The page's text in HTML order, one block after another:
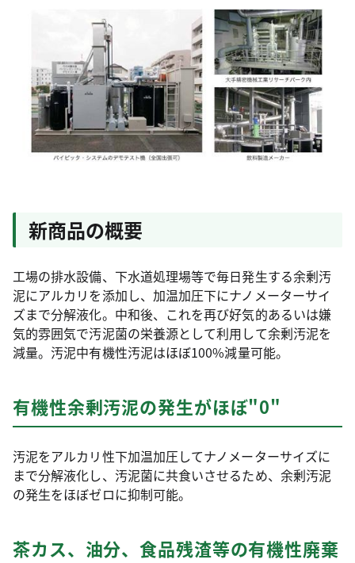
新商品の概要
工場の排水設備、下水道処理場等で毎日発生する余剰汚
泥にアルカリを添加し、加温加圧下にナノメーターサイ
ズまで分解液化。中和後、これを再び好気的あるいは嫌
気的雰囲気で汚泥菌の栄養源として利用して余剰汚泥を
減量。汚泥中有機性汚泥はほぼ100%減量可能。
有機性余剰汚泥の発生がほぼ"0"
汚泥をアルカリ性下加温加圧してナノメーターサイズに
まで分解液化し、汚泥菌に共食いさせるため、余剰汚泥
の発生をほぼゼロに抑制可能。
茶カス、油分、食品残渣等の有機性廃棄